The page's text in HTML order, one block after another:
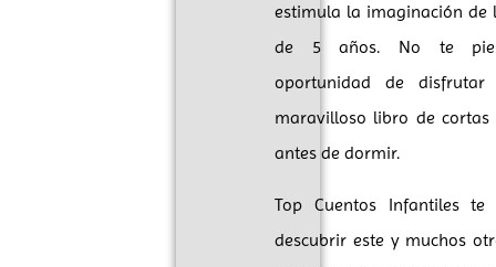
estimula la imaginación de
de 5 años. No te
oportunidad de disfrutar
maravilloso libro de cortas
antes de dormir.
Top Cuentos Infantiles
descubrir este y muchos